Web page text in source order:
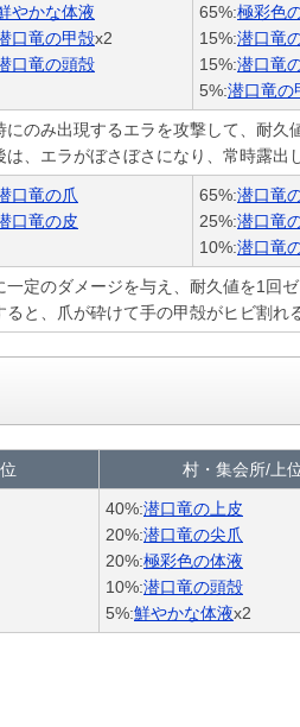
やかな体液
口竜の甲殻x2
口竜の頭殻
65%:極彩色
15%:潜口竜
15%:潜口竜
5%:潜口竜の
にのみ出現するエラを攻撃して、耐久
は、エラがぼさぼさになり、常時露出
口竜の爪
口竜の皮
65%:潜口竜
25%:潜口竜
10%:潜口竜
一定のダメージを与え、耐久値を1回
ると、爪が砕けて手の甲殻がヒビ割れ
村・集会所/上
40%:潜口竜の上皮
20%:潜口竜の尖爪
20%:極彩色の体液
10%:潜口竜の頭殻
5%:鮮やかな体液x2